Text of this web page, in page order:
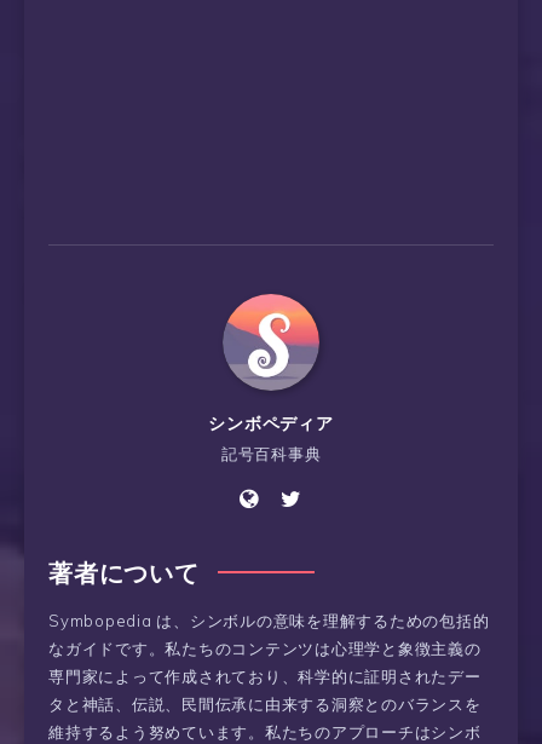
シンボペディア
記号百科事典
著者について
Symbopedia は、シンボルの意味を理解するための包括的
なガイドです。私たちのコンテンツは心理学と象徴主義の
専門家によって作成されており、科学的に証明されたデー
タと神話、伝説、民間伝承に由来する洞察とのバランスを
維持するよう努めています。私たちのアプローチはシンボ